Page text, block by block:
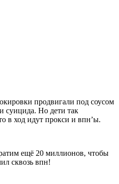
продвигали под соусом
суицида. Но дети так
в ход идут прокси и впн’ы.
ещё 20 миллионов, чтобы
сквозь впн!